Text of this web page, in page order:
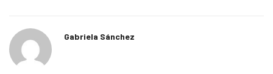
Gabriela Sánchez